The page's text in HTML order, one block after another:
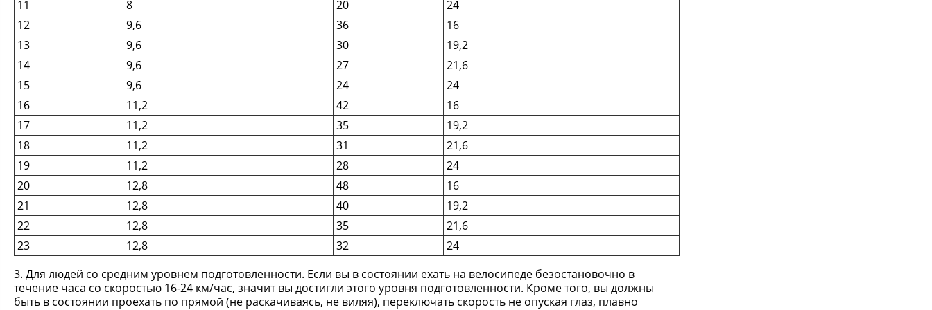
11 8 20
24
12
9,6 36
16
13
9,6 30
19,2
14
9,6 27
21,6
15
9,6 24
24
16
11,2 42
16
17
11,2 35
19,2
18
11,2 31
21,6
19
11,2 28
24
20
12,8 48
16
21
12,8 40
19,2
22
12,8 35
21,6
23
12,8 32
24
3. Для людей со средним уровнем подготовленности. Если вы в состоянии ехать на велосипеде безостановочно в
течение часа со скоростью 16-24 км/час, значит вы достигли этого уровня подготовленности. Кроме того, вы должны
быть в состоянии проехать по прямой (не раскачиваясь, не виляя), переключать скорость не опуская глаз, плавно